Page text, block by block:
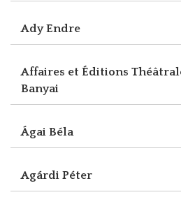
Ady Endre
Affaires et Éditions
Banyai
Ágai Béla
Agárdi Péter